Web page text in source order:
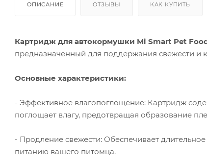
ОПИСАНИЕ ОТЗЫВЫ КАК КУПИТЬ
Картридж для автокормушки Mi Smart Pet
предназначенный для поддержания свежести и
Основные характеристики:
- Эффективное влагопоглощение: Картридж
поглощает влагу, предотвращая образование
- Продление свежести: Обеспечивает
питанию вашего питомца.